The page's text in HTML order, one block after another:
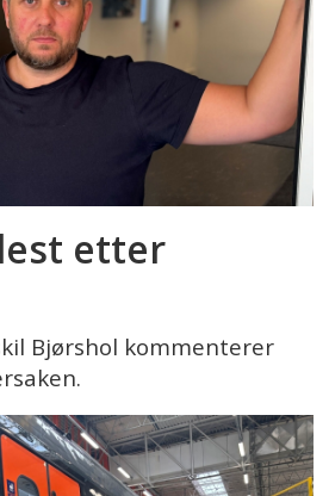
etter
Bjørshol kommenterer